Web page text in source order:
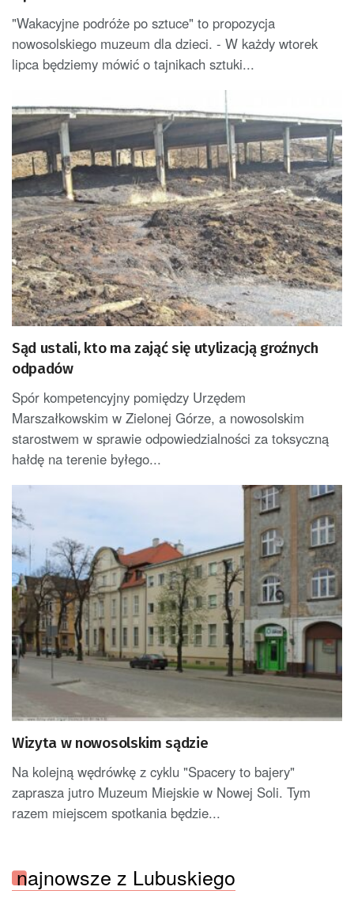
"Wakacyjne podróże po sztuce" to propozycja
nowosolskiego muzeum dla dzieci. - W każdy wtorek
lipca będziemy mówić o tajnikach sztuki...
Sąd ustali, kto ma zająć się utylizacją groźnych
odpadów
Spór kompetencyjny pomiędzy Urzędem
Marszałkowskim w Zielonej Górze, a nowosolskim
starostwem w sprawie odpowiedzialności za toksyczną
hałdę na terenie byłego...
Wizyta w nowosolskim sądzie
Na kolejną wędrówkę z cyklu "Spacery to bajery"
zaprasza jutro Muzeum Miejskie w Nowej Soli. Tym
razem miejscem spotkania będzie...
najnowsze z Lubuskiego